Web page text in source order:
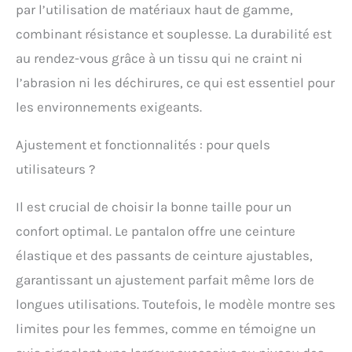
des cuisses arrières
offre un confort de port
de mouvement optimale.
Le matériau principal en
résistant à la déchirure
technique de tissage
dans le tissu autrement
fin. Passants de ceinture
genouillères et poignets.
La sous-ceinture
intégrée avec velcro
extérieur fixe le pantalon
et empêche le
glissement. Les
par l’utilisation de matériaux haut de gamme,
combinant résistance et souplesse. La durabilité est
au rendez-vous grâce à un tissu qui ne craint ni
l’abrasion ni les déchirures, ce qui est essentiel pour
les environnements exigeants.
Ajustement et fonctionnalités : pour quels
utilisateurs ?
Il est crucial de choisir la bonne taille pour un
confort optimal. Le pantalon offre une ceinture
élastique et des passants de ceinture ajustables,
garantissant un ajustement parfait même lors de
longues utilisations. Toutefois, le modèle montre ses
limites pour les femmes, comme en témoigne un